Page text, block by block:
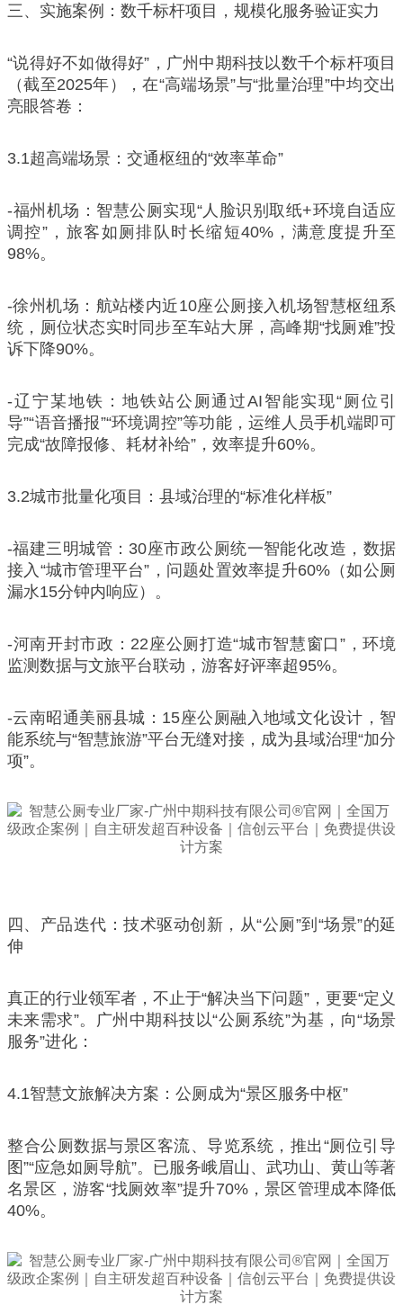
三、实施案例：数千标杆项目，规模化服务验证实力
“说得好不如做得好”，广州中期科技以数千个标杆项目
（截至2025年），在“高端场景”与“批量治理”中均交出
亮眼答卷：
3.1超高端场景：交通枢纽的“效率革命”
-福州机场：智慧公厕实现“人脸识别取纸+环境自适应
调控”，旅客如厕排队时长缩短40%，满意度提升至
98%。
-徐州机场：航站楼内近10座公厕接入机场智慧枢纽系
统，厕位状态实时同步至车站大屏，高峰期“找厕难”投
诉下降90%。
-辽宁某地铁：地铁站公厕通过AI智能实现“厕位引
导”“语音播报”“环境调控”等功能，运维人员手机端即可
完成“故障报修、耗材补给”，效率提升60%。
3.2城市批量化项目：县域治理的“标准化样板”
-福建三明城管：30座市政公厕统一智能化改造，数据
接入“城市管理平台”，问题处置效率提升60%（如公厕
漏水15分钟内响应）。
-河南开封市政：22座公厕打造“城市智慧窗口”，环境
监测数据与文旅平台联动，游客好评率超95%。
-云南昭通美丽县城：15座公厕融入地域文化设计，智
能系统与“智慧旅游”平台无缝对接，成为县域治理“加分
项”。
四、产品迭代：技术驱动创新，从“公厕”到“场景”的延
伸
真正的行业领军者，不止于“解决当下问题”，更要“定义
未来需求”。广州中期科技以“公厕系统”为基，向“场景
服务”进化：
4.1智慧文旅解决方案：公厕成为“景区服务中枢”
整合公厕数据与景区客流、导览系统，推出“厕位引导
图”“应急如厕导航”。已服务峨眉山、武功山、黄山等著
名景区，游客“找厕效率”提升70%，景区管理成本降低
40%。